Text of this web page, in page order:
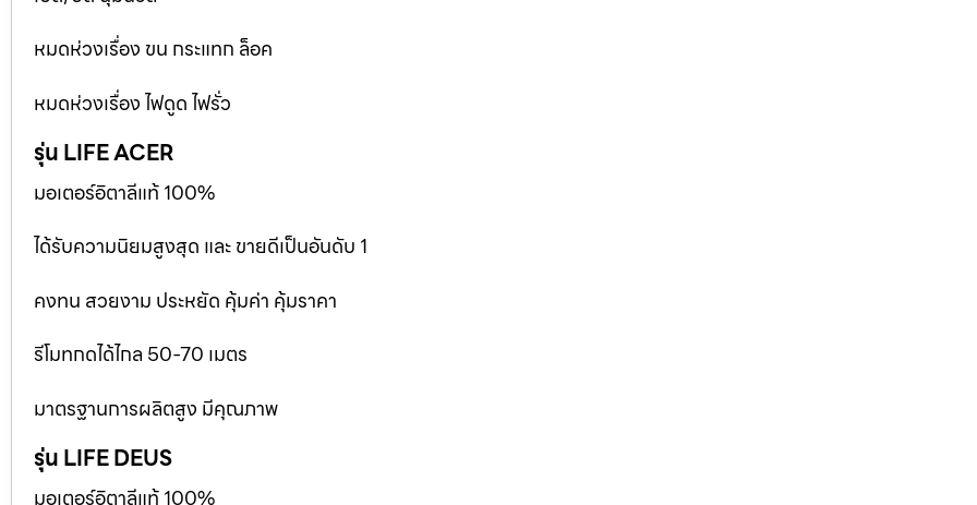
หมดห่วงเรื่อง ขน กระแทก ล็อค
หมดห่วงเรื่อง ไฟดูด ไฟรั่ว
รุ่น LIFE ACER
มอเตอร์อิตาลีแท้ 100%
ได้รับความนิยมสูงสุด และ ขายดีเป็นอันดับ 1
คงทน สวยงาม ประหยัด คุ้มค่า คุ้มราคา
รีโมทกดได้ไกล 50-70 เมตร
มาตรฐานการผลิตสูง มีคุณภาพ
รุ่น LIFE DEUS
มอเตอร์อิตาลีแท้ 100%